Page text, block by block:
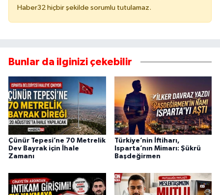
Haber32 hiçbir şekilde sorumlu tutulamaz.
Bunlar da ilginizi çekebilir
Çünür Tepesi’ne 70 Metrelik
Dev Bayrak için İhale
Zamanı
Türkiye’nin İftiharı,
Isparta’nın Mimarı: Şükrü
Başdeğirmen